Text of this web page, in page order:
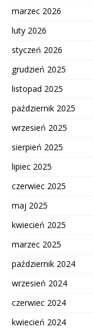
marzec 2026
luty 2026
styczeń 2026
grudzień 2025
listopad 2025
październik 2025
wrzesień 2025
sierpień 2025
lipiec 2025
czerwiec 2025
maj 2025
kwiecień 2025
marzec 2025
październik 2024
wrzesień 2024
czerwiec 2024
kwiecień 2024